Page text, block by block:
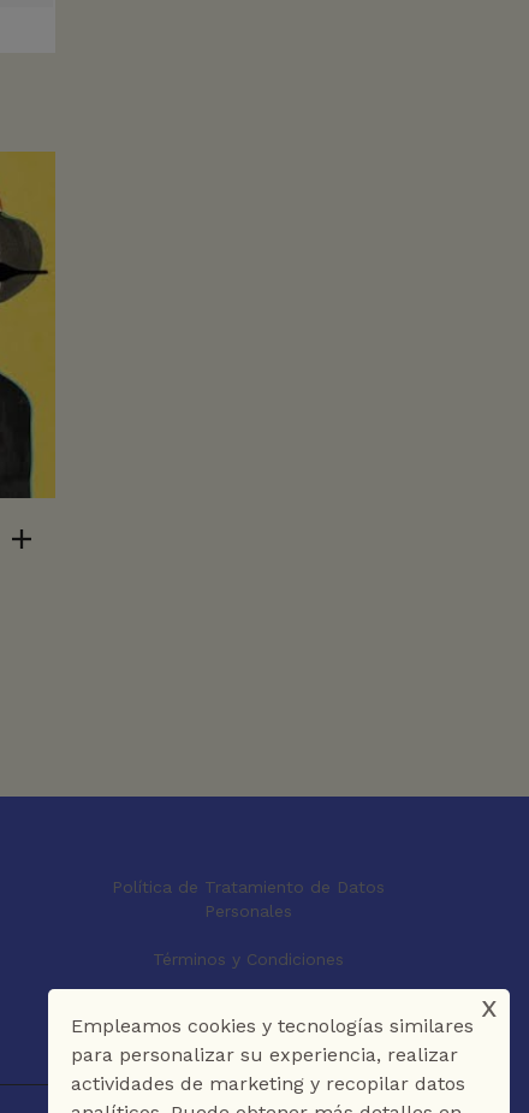
Política de Tratamiento de Datos
Personales
Términos y Condiciones
Empleamos cookies y tecnologías similares
para personalizar su experiencia, realizar
actividades de marketing y recopilar datos
x